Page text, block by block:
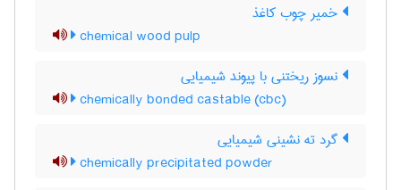
خمیر چوب کاغذ
chemical wood pulp
نسوز ریختنی با پیوند شیمیایی
chemically bonded castable (cbc)
گرد ته نشینی شیمیایی
chemically precipitated powder